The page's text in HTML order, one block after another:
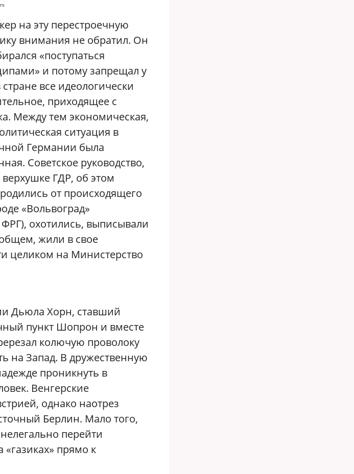
на эту перестроечную
внимания не обратил. Он
«поступаться
и потому запрещал у
стране все идеологически
приходящее с
Между тем экономическая,
ситуация в
Германии была
Советское руководство,
ГДР, об этом
от происходящего
«Вольвоград»
охотились, выписывали
жили в свое
целиком на Министерство
Дьюла Хорн, ставший
пункт Шопрон и вместе
колючую проволоку
на Запад. В дружественную
проникнуть в
Венгерские
однако наотрез
Берлин. Мало того,
перейти
прямо к